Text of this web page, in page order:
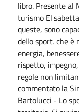
libro. Presente al
turismo
queste, sono
dello sport, che è
energia,
rispetto,
regole non
commentato la
Bartolucci - Lo